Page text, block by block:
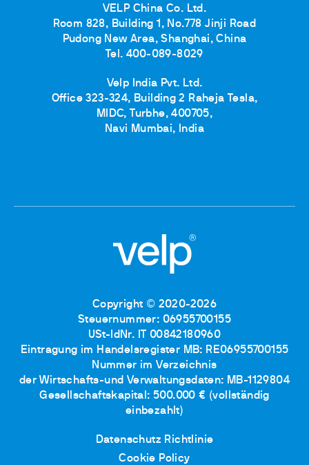
VELP China Co. Ltd.
Room 828, Building 1, No.778 Jinji Road
Pudong New Area, Shanghai, China
Tel. 400-089-8029
Velp India Pvt. Ltd.
Office 323-324, Building 2 Raheja Tesla,
MIDC, Turbhe, 400705,
Navi Mumbai, India
Copyright © 2020-2026
Steuernummer: 06955700155
USt-IdNr. IT 00842180960
Eintragung im Handelsregister MB: RE06955700155
Nummer im Verzeichnis
der Wirtschafts-und Verwaltungsdaten: MB-1129804
Gesellschaftskapital: 500.000 € (vollständig
einbezahlt)
Datenschutz Richtlinie
Cookie Policy